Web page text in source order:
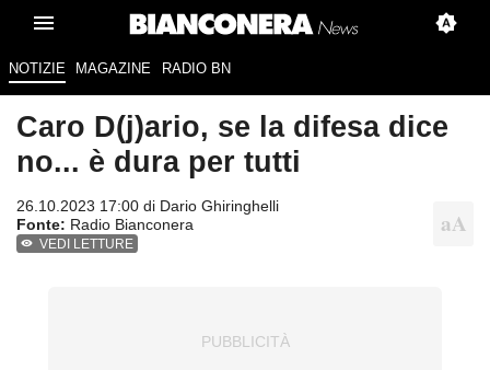
NOTIZIE MAGAZINE RADIO BN
Caro D(j)ario, se la difesa dice
no... è dura per tutti
26.10.2023 17:00 di Dario Ghiringhelli
Fonte: Radio Bianconera
VEDI LETTURE